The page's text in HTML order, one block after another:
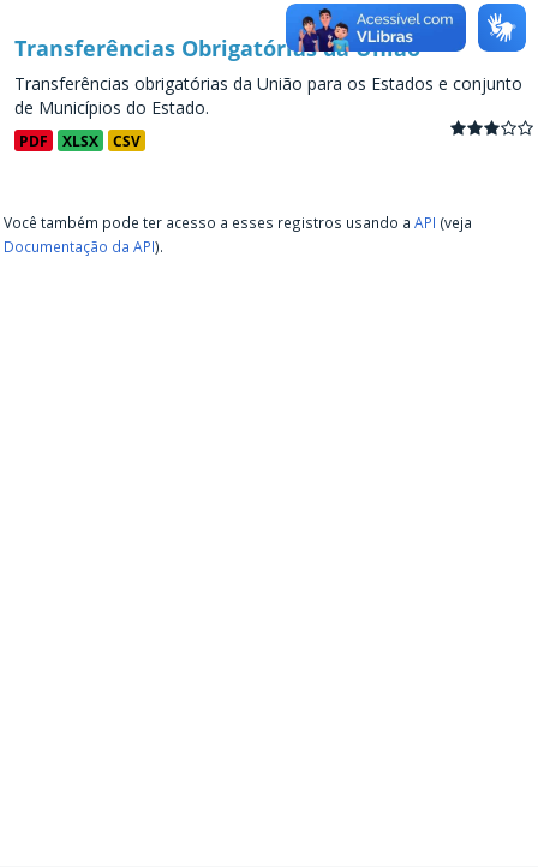
Transferências Obrigatórias da União
Transferências obrigatórias da União para os Estados e conjunto
de Municípios do Estado.
PDF XLSX CSV
Você também pode ter acesso a esses registros usando a API (veja
Documentação da API).